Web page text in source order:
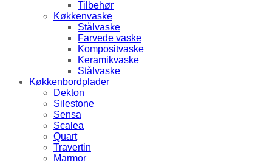
Tilbehør
Køkkenvaske
Stålvaske
Farvede vaske
Kompositvaske
Keramikvaske
Stålvaske
Køkkenbordplader
Dekton
Silestone
Sensa
Scalea
Quart
Travertin
Marmor